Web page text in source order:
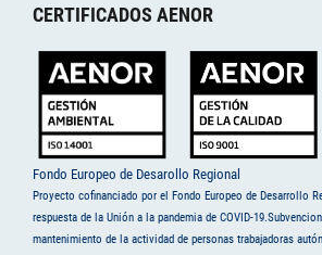
CERTIFICADOS AENOR
Fondo Europeo de Desarollo Regional
Proyecto cofinanciado por el Fondo Europeo de Desarrollo
respuesta de la Unión a la pandemia de COVID-
mantenimiento de la actividad de personas trabajadoras